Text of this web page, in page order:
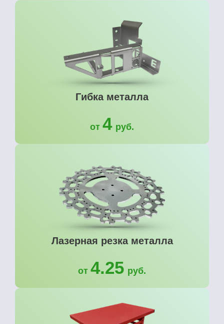
Гибка металла
от 4 руб.
Лазерная резка металла
от 4.25 руб.